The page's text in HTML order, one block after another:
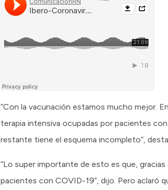
“Con la vacunación estamos mucho mejor.
terapia intensiva ocupadas por pacientes
restante tiene el esquema incompleto”,
“Lo super importante de esto es que,
pacientes con COVID-19”, dijo. Pero aclaró